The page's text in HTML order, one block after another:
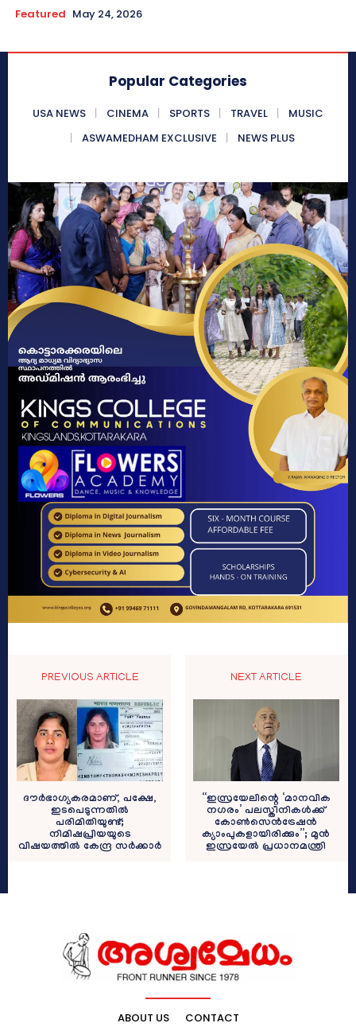
Featured May 24, 2026
Popular Categories
USA NEWS CINEMA SPORTS TRAVEL
MUSIC
ASWAMEDHAM EXCLUSIVE
NEWS PLUS
PREVIOUS ARTICLE
ദൗര്‍ഭാഗ്യകരമാണ്, പക്ഷേ,
ഇടപെടുന്നതില്‍
പരിമിതിയുണ്ട്;
നിമിഷപ്രിയയുടെ
വിഷയത്തില്‍ കേന്ദ്ര സര്‍ക്കാര്‍
NEXT ARTICLE
“ഇസ്രയേലിന്റെ ‘മാനവിക
നഗരം’ പലസ്തീനികള്‍ക്ക്
കോണ്‍സെന്‍ട്രേഷന്‍
ക്യാംപുകളായിരിക്കും”; മുന്‍
ഇസ്രയേല്‍ പ്രധാനമന്ത്രി
ABOUT US CONTACT